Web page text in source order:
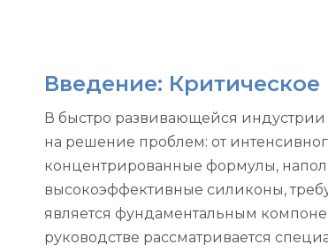
Введение:
В быстро развивающейся индустрии
на решение проблем: от
концентрированные формулы,
высокоэффективные силиконы,
является фундаментальным
руководстве рассматривается